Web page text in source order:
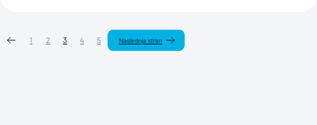
1 2 3 4 5 Naslednja stran